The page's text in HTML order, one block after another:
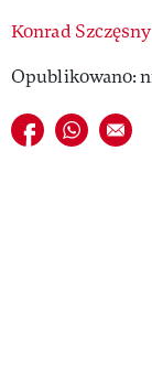
VIVA!ITAKA
MAGAZYN VIVA!
Konrad Szczęsny
Opublikowano:
Udostępnij na
Udostępnij
E-